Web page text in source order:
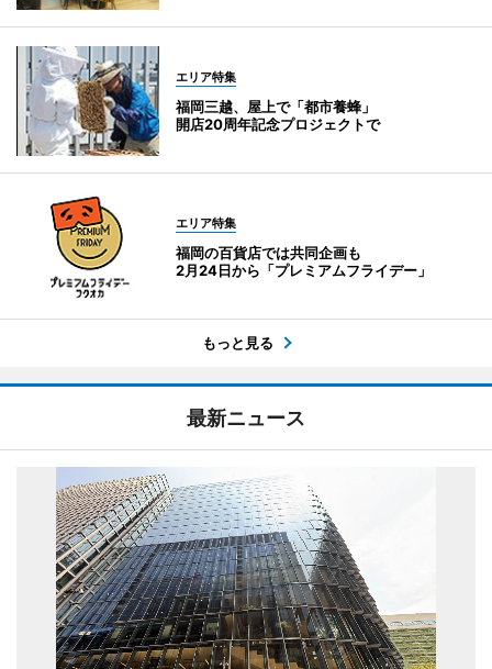
エリア特集
福岡三越、屋上で「都市養蜂」
開店20周年記念プロジェクトで
エリア特集
福岡の百貨店では共同企画も
2月24日から「プレミアムフライデー」
もっと見る
最新ニュース